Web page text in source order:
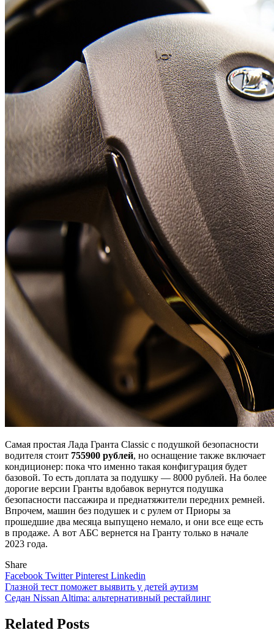
Самая простая Лада Гранта Classic с подушкой безопасности
водителя стоит 755900 рублей, но оснащение также включает
кондиционер: пока что именно такая конфигурация будет
базовой. То есть доплата за подушку — 8000 рублей. На более
дорогие версии Гранты вдобавок вернутся подушка
безопасности пассажира и преднатяжители передних ремней.
Впрочем, машин без подушек и с рулем от Приоры за
прошедшие два месяца выпущено немало, и они все еще есть
в продаже. А вот АБС вернется на Гранту только в начале
2023 года.
Share
Facebook TwitterPinterest Linkedin
Навигация
по
записям
Глазной тест поможет выявить у детей аутизм
Седан Nissan Altima: альтернативный рестайлинг
Related Posts